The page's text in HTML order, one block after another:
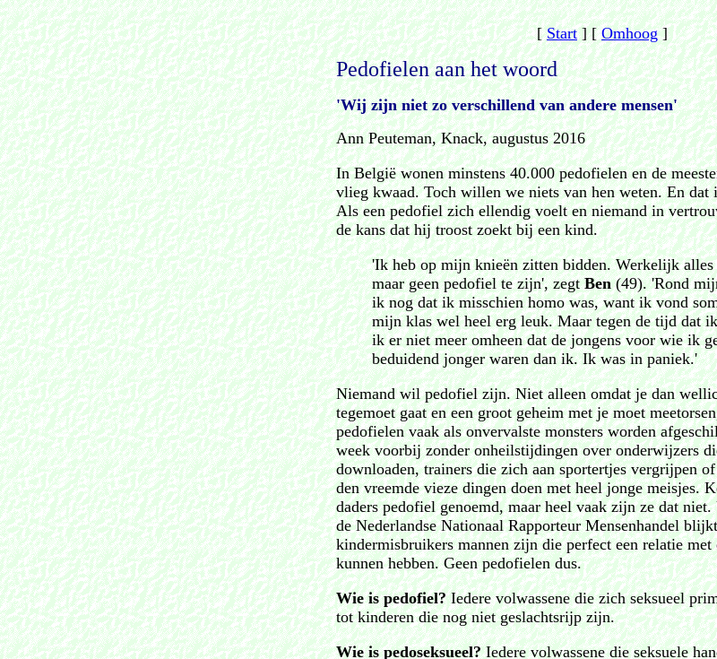
[Start] [Omhoog]
Pedofielen aan het woord
'Wij zijn niet zo verschillend van andere mensen'
Ann Peuteman, Knack, augustus 2016
In België wonen minstens 40.000 pedofielen en de
vlieg kwaad. Toch willen we niets van hen weten. En dat
Als een pedofiel zich ellendig voelt en niemand in
de kans dat hij troost zoekt bij een kind.
'Ik heb op mijn knieën zitten bidden. Werkelijk
maar geen pedofiel te zijn', zegtBen(49). 'Rond
ik nog dat ik misschien homo was, want ik vond
mijn klas wel heel erg leuk. Maar tegen de tijd dat
ik er niet meer omheen dat de jongens voor wie ik
beduidend jonger waren dan ik. Ik was in paniek.'
Niemand wil pedofiel zijn. Niet alleen omdat je dan
tegemoet gaat en een groot geheim met je moet
pedofielen vaak als onvervalste monsters worden
week voorbij zonder onheilstijdingen over onderwijzers
downloaden, trainers die zich aan sportertjes vergrijpen
den vreemde vieze dingen doen met heel jonge meisjes.
daders pedofiel genoemd, maar heel vaak zijn ze dat
de Nederlandse Nationaal Rapporteur Mensenhandel
kindermisbruikers mannen zijn die perfect een relatie met
kunnen hebben. Geen pedofielen dus.
Wie is pedofiel?Iedere volwassene die zich seksueel
tot kinderen die nog niet geslachtsrijp zijn.
Wie is pedoseksueel?Iedere volwassene die seksuele